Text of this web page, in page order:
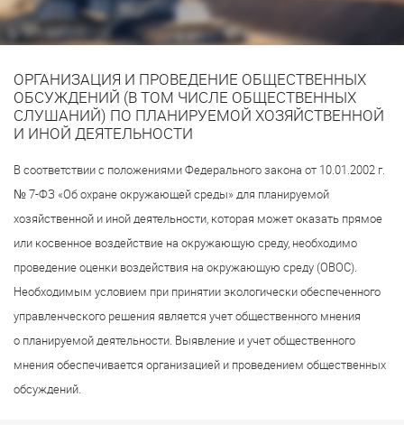
ОРГАНИЗАЦИЯ И ПРОВЕДЕНИЕ ОБЩЕСТВЕННЫХ
ОБСУЖДЕНИЙ (В ТОМ ЧИСЛЕ ОБЩЕСТВЕННЫХ
СЛУШАНИЙ) ПО ПЛАНИРУЕМОЙ ХОЗЯЙСТВЕННОЙ
И ИНОЙ ДЕЯТЕЛЬНОСТИ
В соответствии с положениями Федерального закона от 10.01.2002 г.
№7-ФЗ «Об охране окружающей среды» для планируемой
хозяйственной и иной деятельности, которая может оказать прямое
или косвенное воздействие на окружающую среду, необходимо
проведение оценки воздействия на окружающую среду (ОВОС).
Необходимым условием при принятии экологически обеспеченного
управленческого решения является учет общественного мнения
о планируемой деятельности. Выявление и учет общественного
мнения обеспечивается организацией и проведением общественных
обсуждений.